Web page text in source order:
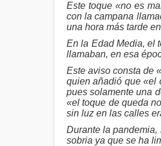
Este toque «no es
con la campana
una hora más tarde
En la Edad Media, el
llamaban, en esa
Este aviso consta de
quien añadió que «el
pues solamente una
«el toque de queda
sin luz en las calles
Durante la
sobria ya que se ha